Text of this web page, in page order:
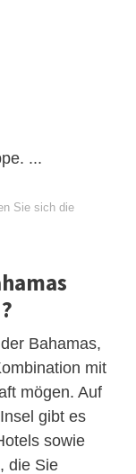
...
Sie sich die
Bahamas,
mit
mögen. Auf
gibt es
sowie
die Sie